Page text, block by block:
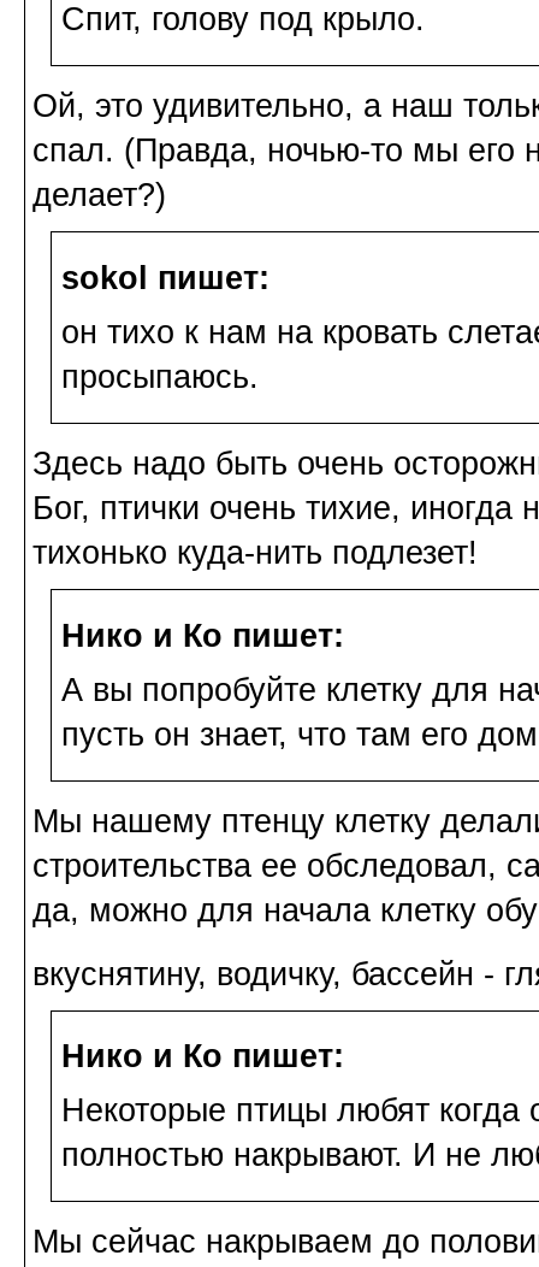
Спит, голову под крыло.
Ой, это удивительно, а наш
спал. (Правда, ночью-то мы его
делает?)
sokol пишет:
он тихо к нам на кровать
просыпаюсь.
Здесь надо быть очень
Бог, птички очень тихие,
тихонько куда-нить подлезет!
Нико и Ко пишет:
А вы попробуйте клетку для
пусть он знает, что там его
Мы нашему птенцу клетку
строительства ее обследовал,
да, можно для начала клетку
вкуснятину, водичку, бассейн -
Нико и Ко пишет:
Некоторые птицы любят
полностью накрывают. И не
Мы сейчас накрываем до